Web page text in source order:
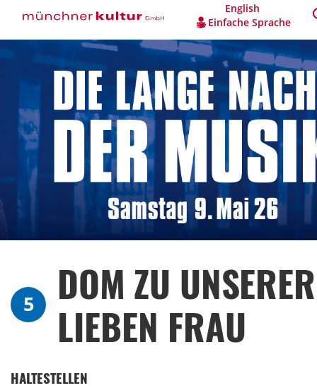
English
Einfache Sprache
5
DOM ZU UNSERER
LIEBEN FRAU
HALTESTELLEN